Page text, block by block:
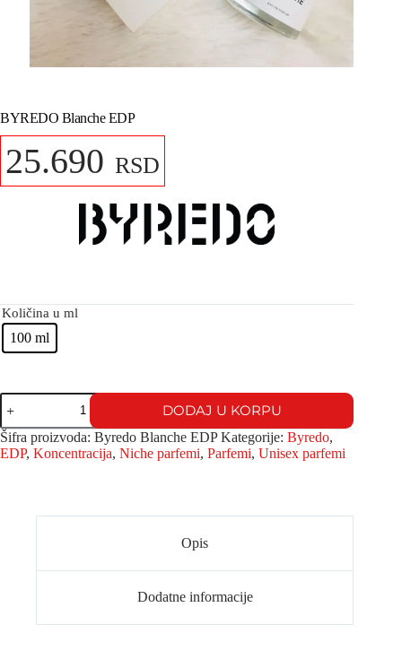
BYREDO Blanche EDP
25.690 RSD
Količina u ml
100 ml
DODAJ U KORPU
Šifra proizvoda: Byredo Blanche EDP Kategorije: Byredo,
EDP, Koncentracija, Niche parfemi, Parfemi, Unisex parfemi
Opis
Dodatne informacije